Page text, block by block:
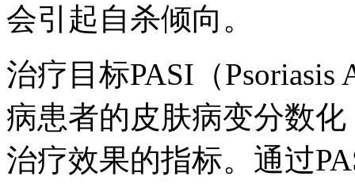
会引起自杀倾向。
治疗目标PASI（Psoriasis
病患者的皮肤病变分数
治疗效果的指标。通过